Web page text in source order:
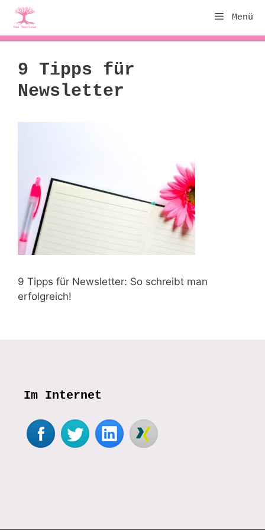
Zum
Inhalt
springen
Menü
9 Tipps für
Newsletter
9 Tipps für Newsletter: So schreibt man
erfolgreich!
Im Internet